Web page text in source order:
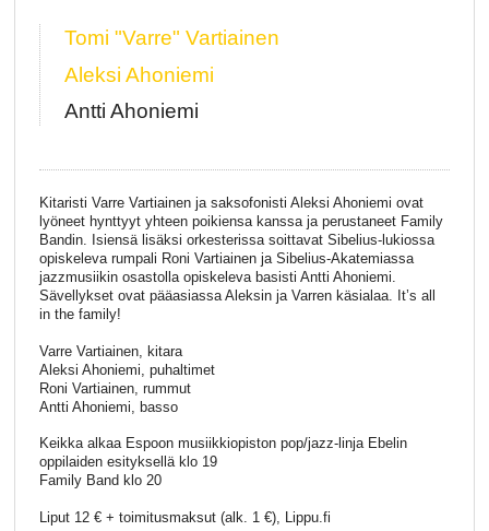
Tomi "Varre" Vartiainen
Aleksi Ahoniemi
Antti Ahoniemi
Kitaristi Varre Vartiainen ja saksofonisti Aleksi Ahoniemi ovat
lyöneet hynttyyt yhteen poikiensa kanssa ja perustaneet Family
Bandin. Isiensä lisäksi orkesterissa soittavat Sibelius-lukiossa
opiskeleva rumpali Roni Vartiainen ja Sibelius-Akatemiassa
jazzmusiikin osastolla opiskeleva basisti Antti Ahoniemi.
Sävellykset ovat pääasiassa Aleksin ja Varren käsialaa. It’s all
in the family!
Varre Vartiainen, kitara
Aleksi Ahoniemi, puhaltimet
Roni Vartiainen, rummut
Antti Ahoniemi, basso
Keikka alkaa Espoon musiikkiopiston pop/jazz-linja Ebelin
oppilaiden esityksellä klo 19
Family Band klo 20
Liput 12 € + toimitusmaksut (alk. 1 €), Lippu.fi